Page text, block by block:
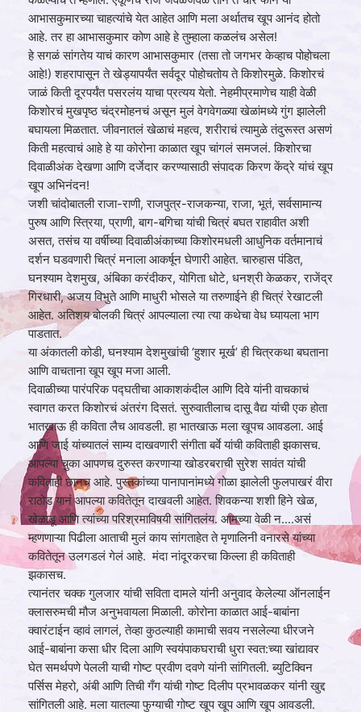
आभासकुमारच्या चाहत्यांचे येत आहेत आणि मला अर्थातच खूप आनंद होतो
आहे. तर हा आभासकुमार कोण आहे हे तुम्हाला कळलंच असेल!
हे सगळं सांगतेय याचं कारण आभासकुमार (तसा तो जगभर केव्‍हाच पोहोचला
आहे!) शहरापासून ते खेड्यापर्यंत सर्वदूर पोहोचतोय ते किशोरमुळे. किशोरचं
जाळं किती दूरपर्यंत पसरलंय याचा प्रत्यय येतो. नेहमीप्रमाणेच याही वेळी
किशोरचं मुखपृष्ठ चंद्रमोहनचं असून मुलं वेगवेगळ्या खेळांमध्ये गुंग झालेली
बघायला मिळतात. जीवनातलं खेळाचं महत्व, शरीराचं त्यामुळे तंदुरूस्त असणं
किती महत्वाचं आहे हे या कोरोना काळात खूप चांगलं समजलं. किशोरचा
दिवाळीअंक देखणा आणि दर्जेदार करण्यासाठी संपादक किरण केंद्रे यांचं खूप
खूप अभिनंदन!
जशी चांदोबातली राजा-राणी, राजपुत्र-राजकन्या, राजा, भूतं, सर्वसामान्य
पुरुष आणि स्त्रिया, प्राणी, बाग-बगिचा यांची चित्रं बघत राहावीत अशी
असत, तसंच या वर्षीच्या दिवाळीअंकाच्या किशोरमधली आधुनिक वर्तमानाचं
दर्शन घडवणारी चित्रं मनाला आकर्षून घेणारी आहेत. चारुहास पंडित,
घनश्याम देशमुख, अंबिका करंदीकर, योगिता धोटे, धनश्री केळकर, राजेंद्र
गिरधारी, अजय विभुते आणि माधुरी भोसले या तरुणाईने ही चित्रं रेखाटली
आहेत. अतिशय बोलकी चित्रं आपल्याला त्या त्या कथेचा वेध घ्यायला भाग
पाडतात.
या अंकातली कोडी, घनश्याम देशमुखांची ‘हुशार मूर्ख’ ही चित्रकथा बघताना
आणि वाचताना खूप खूप मजा आली.
दिवाळीच्या पारंपरिक पद्घतीचा आकाशकंदील आणि दिवे यांनी वाचकाचं
स्वागत करत किशोरचं अंतरंग दिसतं. सुरुवातीलाच दासू वैद्य यांची एक होता
भातखाऊ ही कविता लैच आवडली. हा भातखाऊ मला खूपच आवडला. आई
आणि जाई यांच्यातलं साम्य दाखवणारी संगीता बर्वे यांची कविताही झकासच.
आपल्या चुका आपणच दुरुस्त करणाऱ्या खोडरबराची सुरेश सावंत यांची
कविताही छानच आहे. पुस्तकांच्या पानापानांमध्ये गोळा झालेली फुलपाखरं वीरा
राठोड यानं आपल्या कवितेतून दाखवली आहेत. शिवकन्या शशी हिने खेळ,
खेळाडू आणि त्यांच्या परिश्रमाविषयी सांगितलंय. आमच्या वेळी न....असं
म्हणणाऱ्या पिढीला आताची मुलं काय सांगताहेत ते मृणालिनी वनारसे यांच्या
कवितेतून उलगडलं गेलं आहे. मंदा नांदूरकरचा किल्ला ही कविताही
झकासच.
त्यानंतर चक्‍क गुलजार यांची सविता दामले यांनी अनुवाद केलेल्या ऑनलाईन
क्लासरुमची मौज अनुभवायला मिळाली. कोरोना काळात आई-बाबांना
क्वारंटाईन व्‍हावं लागलं, तेव्‍हा कुठल्याही कामाची सवय नसलेल्या धीरजने
आई-बाबांना कसा धीर दिला आणि स्वयंपाकघराची धुरा स्वत:च्या खांद्यावर
घेत समर्थपणे पेलली याची गोष्ट प्रवीण दवणे यांनी सांगितली. ब्युटिक्विन
पर्सिस मेहरो, अंबी आणि तिची गँग यांची गोष्ट दिलीप प्रभावळकर यांनी खुद्द
सांगितली आहे. मला यातल्या फुग्याची गोष्ट खूप खूप आणि खूप आवडली.